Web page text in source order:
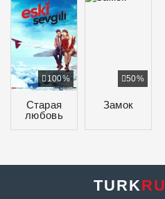
Старая
любовь
100%
Замок
50%
TURKRU